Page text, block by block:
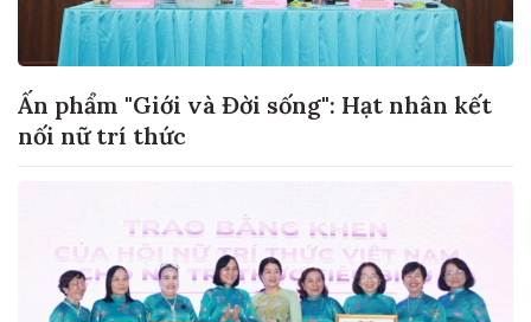
Ấn phẩm "Giới và Đời sống": Hạt nhân kết
nối nữ trí thức